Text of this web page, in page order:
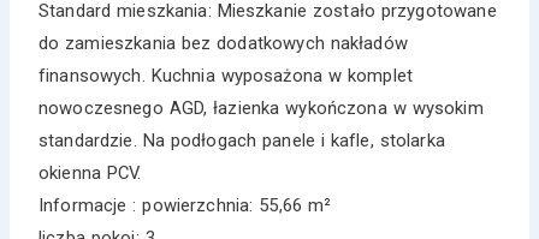
Standard mieszkania: Mieszkanie zostało przygotowane
do zamieszkania bez dodatkowych nakładów
finansowych. Kuchnia wyposażona w komplet
nowoczesnego AGD, łazienka wykończona w wysokim
standardzie. Na podłogach panele i kafle, stolarka
okienna PCV.
Informacje : powierzchnia: 55,66 m²